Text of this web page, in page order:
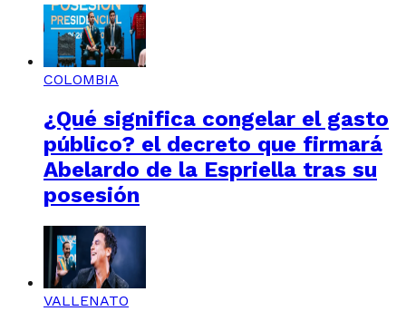
COLOMBIA
¿Qué significa congelar el gasto
público? el decreto que firmará
Abelardo de la Espriella tras su
posesión
VALLENATO